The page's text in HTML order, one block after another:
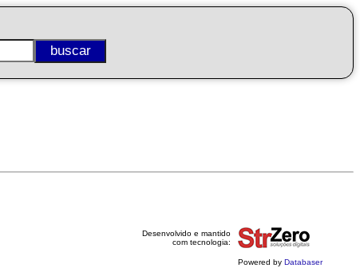
Desenvolvido e mantido
com tecnologia:
Powered by Databaser